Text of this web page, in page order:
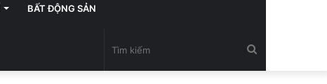
BẤT ĐỘNG SẢN